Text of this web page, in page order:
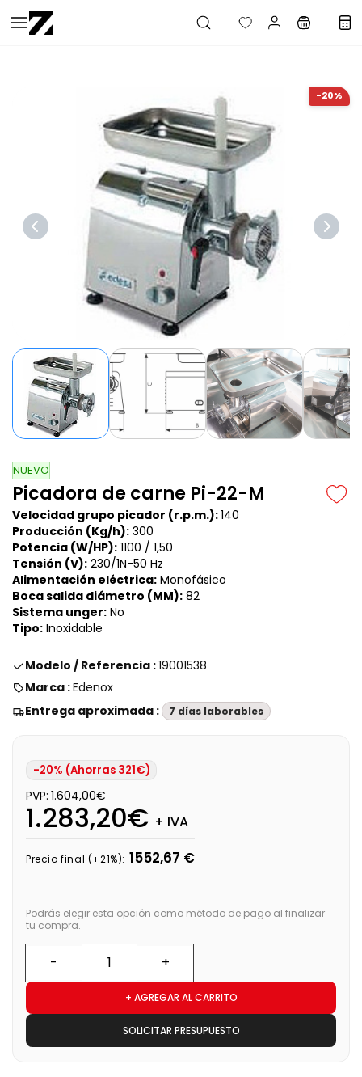
Saltar al
contenido
-20%
NUEVO
Picadora de carne Pi-22-M
Velocidad grupo picador (r.p.m.):140
Producción (Kg/h): 300
Potencia (W/HP): 1100 / 1,50
Tensión (V): 230/1N-50 Hz
Alimentación eléctrica: Monofásico
Boca salida diámetro (MM): 82
Sistema unger: No
Tipo: Inoxidable
Modelo / Referencia :19001538
Marca :Edenox
Entrega aproximada :
7 días laborables
-20% (Ahorras 321€)
PVP: 1.604,00€
1.283,20€ + IVA
Precio final (+21%): 1552,67 €
Podrás elegir esta opción como método de pago al finalizar
tu compra.
+ AGREGAR AL CARRITO
SOLICITAR PRESUPUESTO